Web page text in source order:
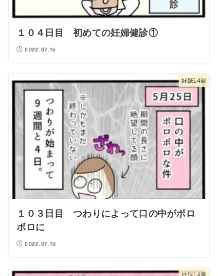
１０４日目 初めての妊婦健診①
2022.07.16
妊娠14週
１０３日目 つわりによって口の中がボロ
ボロに
2022.07.10